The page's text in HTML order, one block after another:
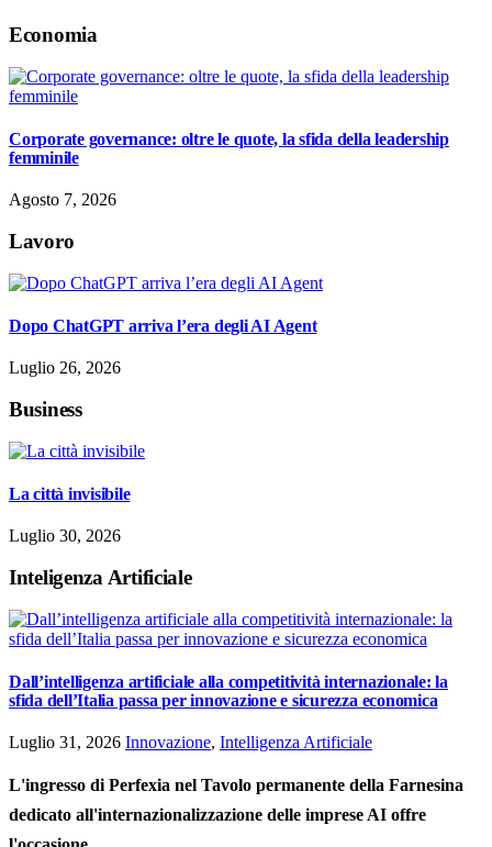
Economia
Corporate governance: oltre le quote, la sfida della leadership
femminile
Agosto 7, 2026
Lavoro
Dopo ChatGPT arriva l’era degli AI Agent
Luglio 26, 2026
Business
La città invisibile
Luglio 30, 2026
Inteligenza Artificiale
Dall’intelligenza artificiale alla competitività internazionale: la
sfida dell’Italia passa per innovazione e sicurezza economica
Luglio 31, 2026 Innovazione, Intelligenza Artificiale
L'ingresso di Perfexia nel Tavolo permanente della Farnesina
dedicato all'internazionalizzazione delle imprese AI offre